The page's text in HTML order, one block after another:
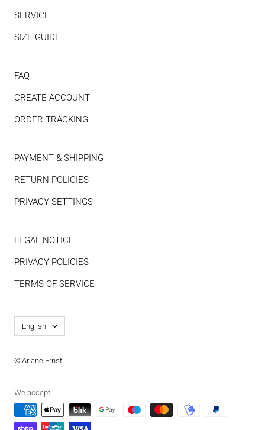
SERVICE
SIZE GUIDE
FAQ
CREATE ACCOUNT
ORDER TRACKING
PAYMENT & SHIPPING
RETURN POLICIES
PRIVACY SETTINGS
LEGAL NOTICE
PRIVACY POLICIES
TERMS OF SERVICE
Language
English
© Ariane Ernst
We accept